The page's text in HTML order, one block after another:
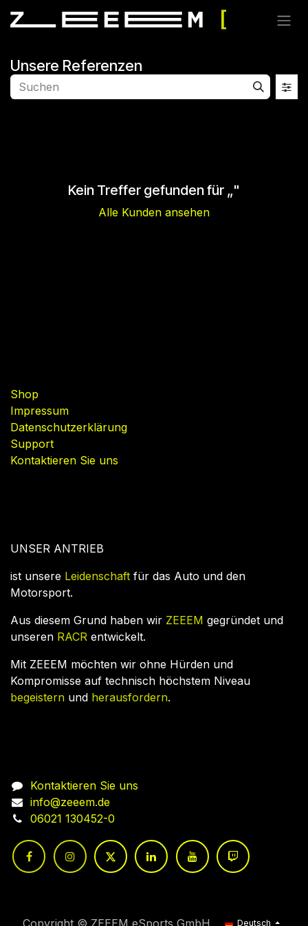
Unsere Referenzen
Kein Treffer gefunden für „"
Alle Kunden ansehen
Shop
Impressum
Datenschutzerklärung
Support
Kontaktieren Sie uns
UNSER ANTRIEB
ist unsere Leidenschaft für das Auto und den
Motorsport.
Aus diesem Grund haben wir ZEEEM gegründet und
unseren RACR entwickelt.
Mit ZEEEM möchten wir ohne Hürden und
Kompromisse auf technisch höchstem Niveau
begeistern und herausfordern.
Kontaktieren Sie uns
info@zeeem.de
06021 130452-0
Copyright © ZEEEM eSports GmbH Deutsch